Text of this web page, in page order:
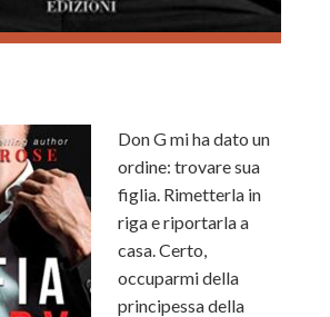
Don G mi ha dato un
ordine: trovare sua
figlia. Rimetterla in
riga e riportarla a
casa. Certo,
occuparmi della
principessa della